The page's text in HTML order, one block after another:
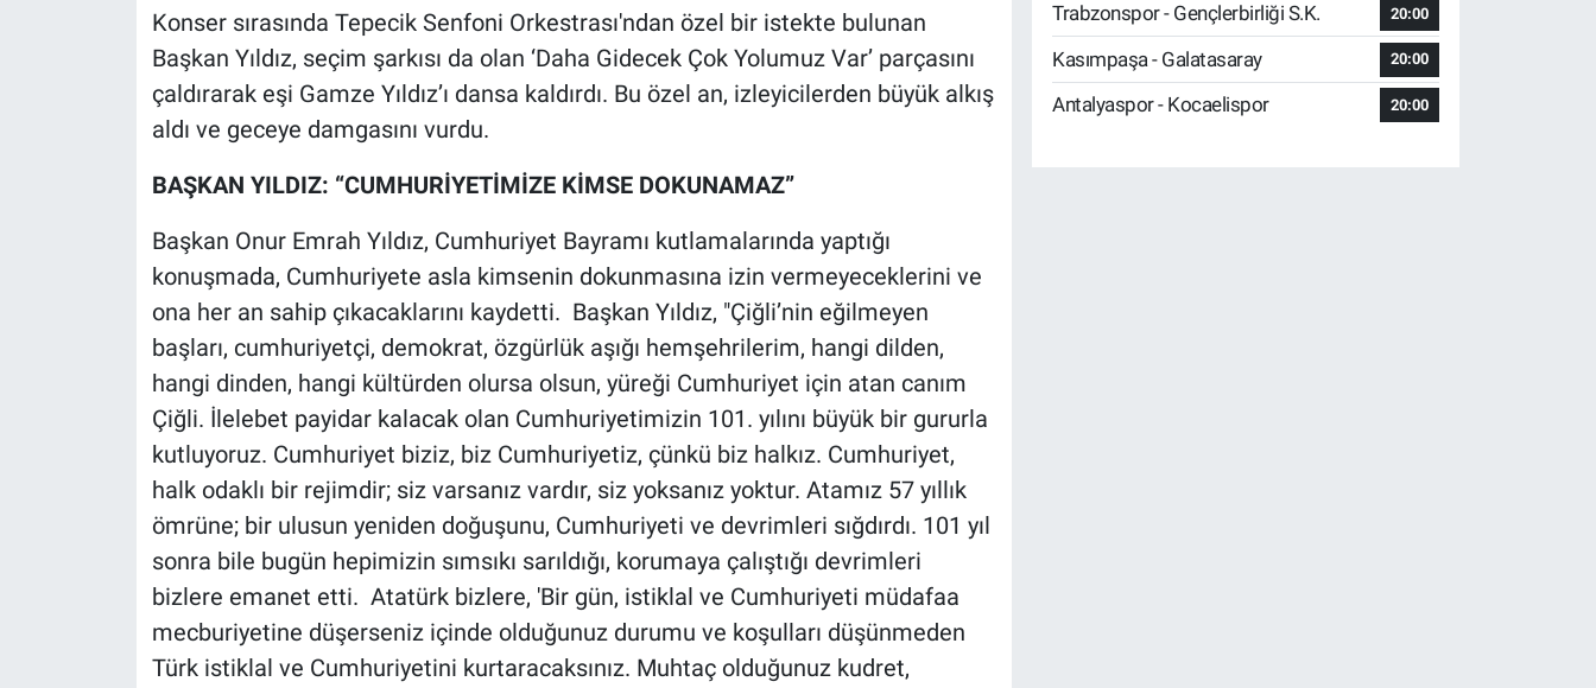
Konser sırasında Tepecik Senfoni Orkestrası'ndan özel bir istekte bulunan
Başkan Yıldız, seçim şarkısı da olan ‘Daha Gidecek Çok Yolumuz Var’ parçasını
çaldırarak eşi Gamze Yıldız’ı dansa kaldırdı. Bu özel an, izleyicilerden büyük alkış
aldı ve geceye damgasını vurdu.
BAŞKAN YILDIZ: “CUMHURİYETİMİZE KİMSE DOKUNAMAZ”
Başkan Onur Emrah Yıldız, Cumhuriyet Bayramı kutlamalarında yaptığı
konuşmada, Cumhuriyete asla kimsenin dokunmasına izin vermeyeceklerini ve
ona her an sahip çıkacaklarını kaydetti. Başkan Yıldız, "Çiğli’nin eğilmeyen
başları, cumhuriyetçi, demokrat, özgürlük aşığı hemşehrilerim, hangi dilden,
hangi dinden, hangi kültürden olursa olsun, yüreği Cumhuriyet için atan canım
Çiğli. İlelebet payidar kalacak olan Cumhuriyetimizin 101. yılını büyük bir gururla
kutluyoruz. Cumhuriyet biziz, biz Cumhuriyetiz, çünkü biz halkız. Cumhuriyet,
halk odaklı bir rejimdir; siz varsanız vardır, siz yoksanız yoktur. Atamız 57 yıllık
ömrüne; bir ulusun yeniden doğuşunu, Cumhuriyeti ve devrimleri sığdırdı. 101 yıl
sonra bile bugün hepimizin sımsıkı sarıldığı, korumaya çalıştığı devrimleri
bizlere emanet etti. Atatürk bizlere, 'Bir gün, istiklal ve Cumhuriyeti müdafaa
mecburiyetine düşerseniz içinde olduğunuz durumu ve koşulları düşünmeden
Türk istiklal ve Cumhuriyetini kurtaracaksınız. Muhtaç olduğunuz kudret,
Trabzonspor - Gençlerbirliği S.K. 20:00
Kasımpaşa - Galatasaray 20:00
Antalyaspor - Kocaelispor 20:00